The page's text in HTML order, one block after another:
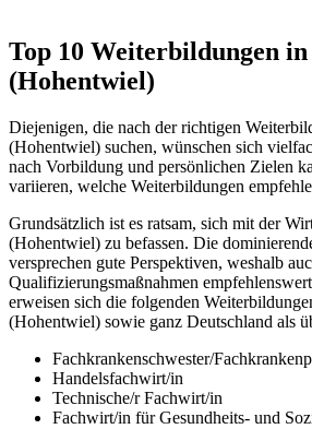
Top 10 Weiterbildungen in
(Hohentwiel)
Diejenigen, die nach der richtigen
(Hohentwiel) suchen, wünschen sich
nach Vorbildung und persönlichen Zielen
variieren, welche Weiterbildungen
Grundsätzlich ist es ratsam, sich mit der
(Hohentwiel) zu befassen. Die
versprechen gute Perspektiven, weshalb
Qualifizierungsmaßnahmen
erweisen sich die folgenden
(Hohentwiel) sowie ganz Deutschland als
Fachkrankenschwester/
Handelsfachwirt/in
Technische/r Fachwirt/in
Fachwirt/in für Gesundheits- und